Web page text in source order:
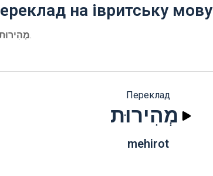
на івритську мову
.
Переклад
מְהִירוּת
mehirot